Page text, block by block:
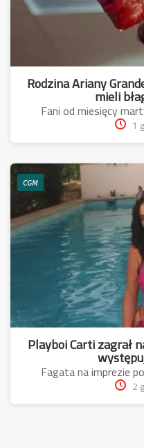
Rodzina Ariany
Fani od miesięcy
1
CGM
Playboi Carti zagrał
Fagata na imprezie
2